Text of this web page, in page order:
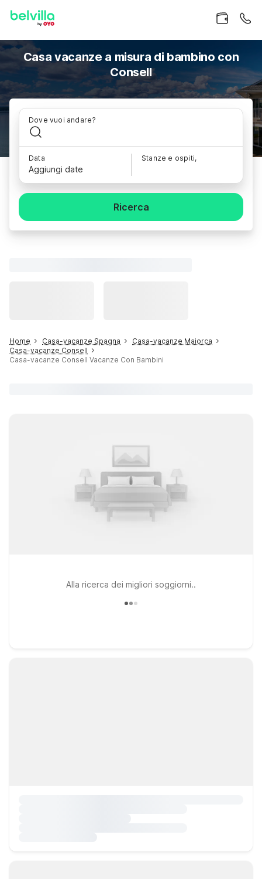
Casa vacanze a misura di bambino con
Consell
Dove vuoi andare?
Data
Aggiungi date
Stanze e ospiti,
Ricerca
Home Casa-vacanze Spagna
Casa-vacanze Maiorca
Casa-vacanze Consell
Casa-vacanze Consell Vacanze Con Bambini
Alla ricerca dei migliori soggiorni..